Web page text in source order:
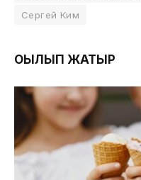
Сергей Ким
ОҚЫЛЫП ЖАТЫР